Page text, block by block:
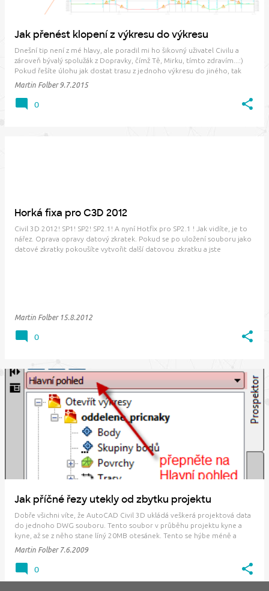
Jak přenést klopení z výkresu do výkresu
Dnešní tip není z mé hlavy, ale poradil mi ho šikovný uživatel Civilu a
zároveň bývalý spolužák z Dopravky, čímž Tě, Mirku, tímto zdravím...:)
Pokud řešíte úlohu jak dostat trasu z jednoho výkresu do jiného, tak
většinou nemáte problém přes export do formátu LandXML. Potíž ale
Martin Folber 9.7.2015
0
Horká fixa pro C3D 2012
Civil 3D 2012! SP1! SP2! SP2.1! A nyní Hotfix pro SP2.1 ! Jak vidíte, je to
nářez. Oprava opravy datový zkratek. Pokud se po uložení souboru jako
datové zkratky pokoušíte vytvořit další datovou zkratku a jste
Martin Folber 15.8.2012
0
Jak příčné řezy utekly od zbytku projektu
Dobře všichni víte, že AutoCAD Civil 3D ukládá veškerá projektová data
do jednoho DWG souboru. Tento soubor v průběhu projektu kyne a
kyne, až se z něho stane líný 20MB otesánek. Tento se hýbe méně a
méně až ho nakonec trefí šlak... A vás pak hned také. Abychom se příště
Martin Folber 7.6.2009
0